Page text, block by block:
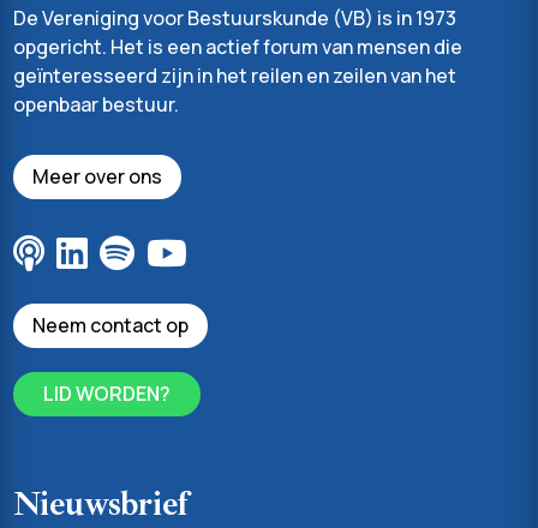
De Vereniging voor Bestuurskunde (VB) is in 1973
opgericht. Het is een actief forum van mensen die
geïnteresseerd zijn in het reilen en zeilen van het
openbaar bestuur.
Meer over ons
Neem contact op
LID WORDEN?
Nieuwsbrief